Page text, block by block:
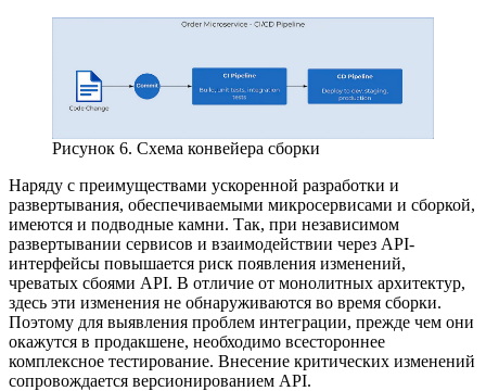
Рисунок 6. Схема конвейера сборки
Наряду с преимуществами ускоренной разработки и
развертывания, обеспечиваемыми микросервисами и сборкой,
имеются и подводные камни. Так, при независимом
развертывании сервисов и взаимодействии через API-
интерфейсы повышается риск появления изменений,
чреватых сбоями API. В отличие от монолитных архитектур,
здесь эти изменения не обнаруживаются во время сборки.
Поэтому для выявления проблем интеграции, прежде чем они
окажутся в продакшене, необходимо всестороннее
комплексное тестирование. Внесение критических изменений
сопровождается версионированием API.